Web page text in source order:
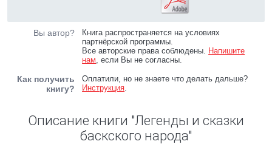
Вы автор?
Книга распространяется на условиях
партнёрской программы.
Все авторские права соблюдены. Напишите
нам, если Вы не согласны.
Как получить
книгу?
Оплатили, но не знаете что делать дальше?
Инструкция.
Описание книги "Легенды и сказки
баскского народа"